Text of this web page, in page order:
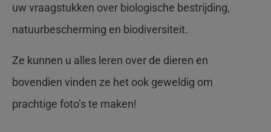
uw vraagstukken over biologische bestrijding,
natuurbescherming en biodiversiteit.
Ze kunnen u alles leren over de dieren en
bovendien vinden ze het ook geweldig om
prachtige foto’s te maken!